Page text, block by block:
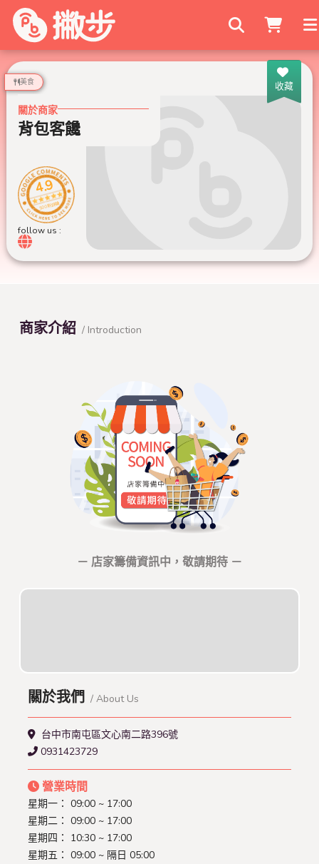
搜尋商家
收藏
美食
關於商家
背包客饞
4.9
500 則評論
follow us :
商家介紹 / Introduction
－ 店家籌備資訊中，敬請期待 －
關於我們 / About Us
台中市南屯區文心南二路396號
0931423729
營業時間
星期一： 09:00 ~ 17:00
星期二： 09:00 ~ 17:00
星期四： 10:30 ~ 17:00
星期五： 09:00 ~ 隔日 05:00